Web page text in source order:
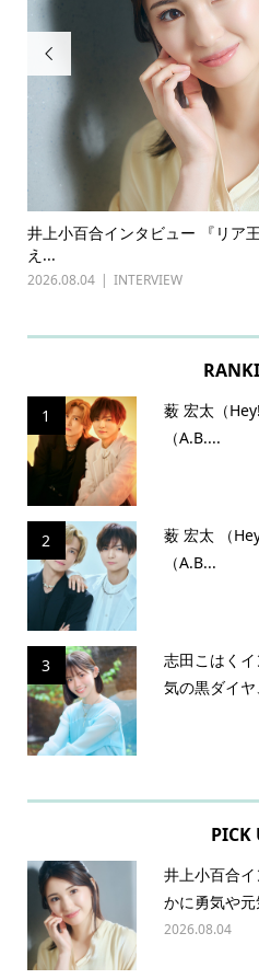

井上小百合インタビュー 『リア
え...
2026.08.04 INTERVIEW
1
薮 宏太（
（A.B....
2
薮 宏太 （
（A.B...
3
志田こはく
気の黒ダイ
PICK
井上小百合
かに勇気や
2026.08.04